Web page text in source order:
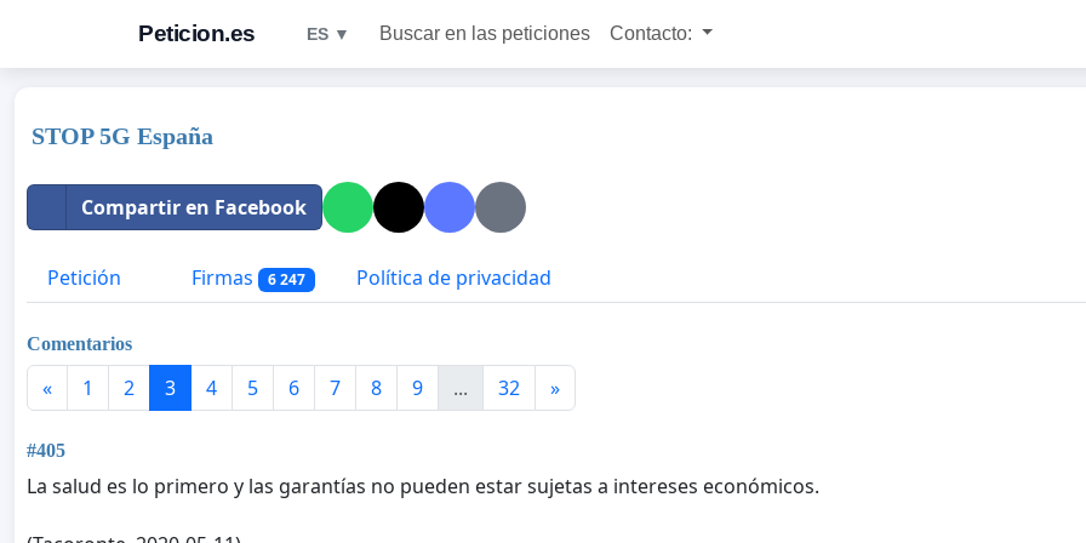
Peticion.es ES ▼ Buscar en las peticiones Contacto:
STOP 5G España
Compartir en Facebook
Petición Firmas 6 247 Política de privacidad
Comentarios
« 1 2 3 4 5 6 7 8 9 ... 32 »
#405
La salud es lo primero y las garantías no pueden estar sujetas a intereses económicos.